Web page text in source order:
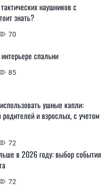
70
наушников с
знать?
85
спальни
72
ушные капли:
и взрослых, с учетом
72
в 2026 году: выбор события